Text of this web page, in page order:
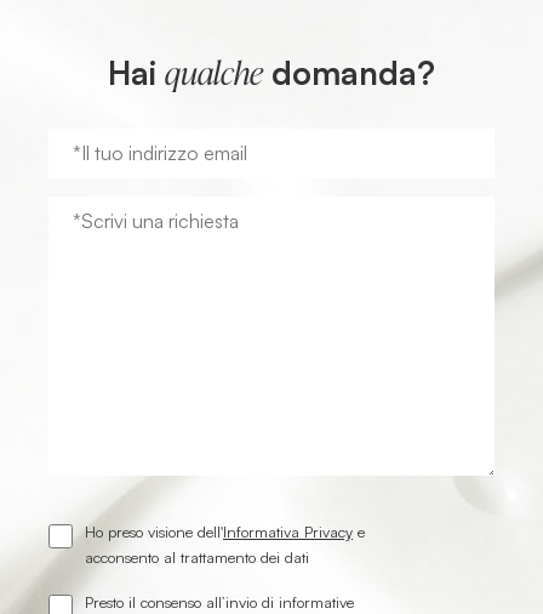
Hai qualchedomanda?
Ho preso visione dell'Informativa Privacy e
acconsento al trattamento dei dati
Presto il consenso all’invio di informative